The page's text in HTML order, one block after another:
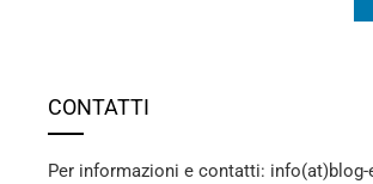
CONTATTI
Per informazioni e contatti: